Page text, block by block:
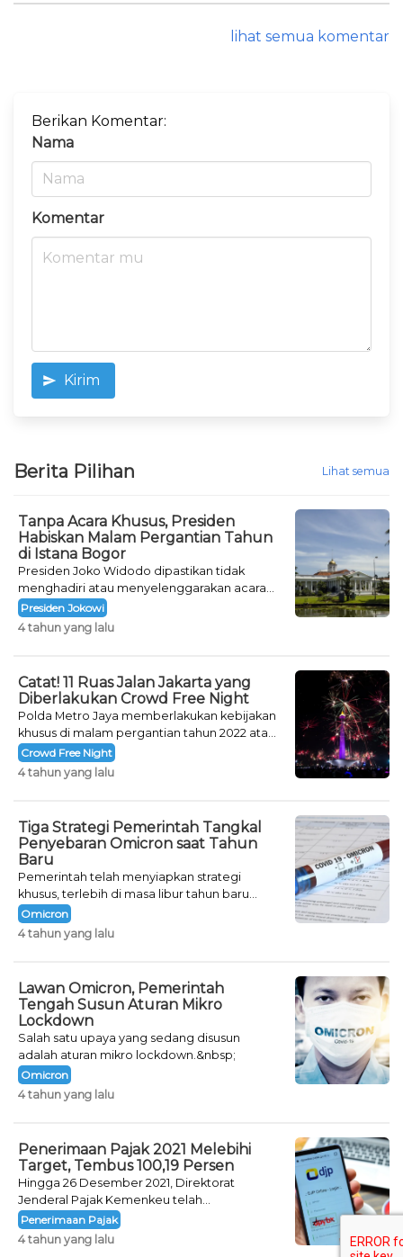
lihat semua komentar
Berikan Komentar:
Nama
Komentar
Kirim
Berita Pilihan Lihat semua
Tanpa Acara Khusus, Presiden
Habiskan Malam Pergantian Tahun
di Istana Bogor
Presiden Joko Widodo dipastikan tidak
menghadiri atau menyelenggarakan acara
khusus untuk mengisi malam pergantian
tahun.
Presiden Jokowi
4 tahun yang lalu
Catat! 11 Ruas Jalan Jakarta yang
Diberlakukan Crowd Free Night
Polda Metro Jaya memberlakukan kebijakan
khusus di malam pergantian tahun 2022 atau
Crowd Free Night selama dua hari.
Crowd Free Night
4 tahun yang lalu
Tiga Strategi Pemerintah Tangkal
Penyebaran Omicron saat Tahun
Baru
Pemerintah telah menyiapkan strategi
khusus, terlebih di masa libur tahun baru
seperti saat ini.
Omicron
4 tahun yang lalu
Lawan Omicron, Pemerintah
Tengah Susun Aturan Mikro
Lockdown
Salah satu upaya yang sedang disusun
adalah aturan mikro lockdown.&nbsp;
Omicron
4 tahun yang lalu
Penerimaan Pajak 2021 Melebihi
Target, Tembus 100,19 Persen
Hingga 26 Desember 2021, Direktorat
Jenderal Pajak Kemenkeu telah
mencatatkan jumlah neto penerimaan pajak
sebesar Rp 1.231,87 triliun.&nbsp;
Penerimaan Pajak
4 tahun yang lalu